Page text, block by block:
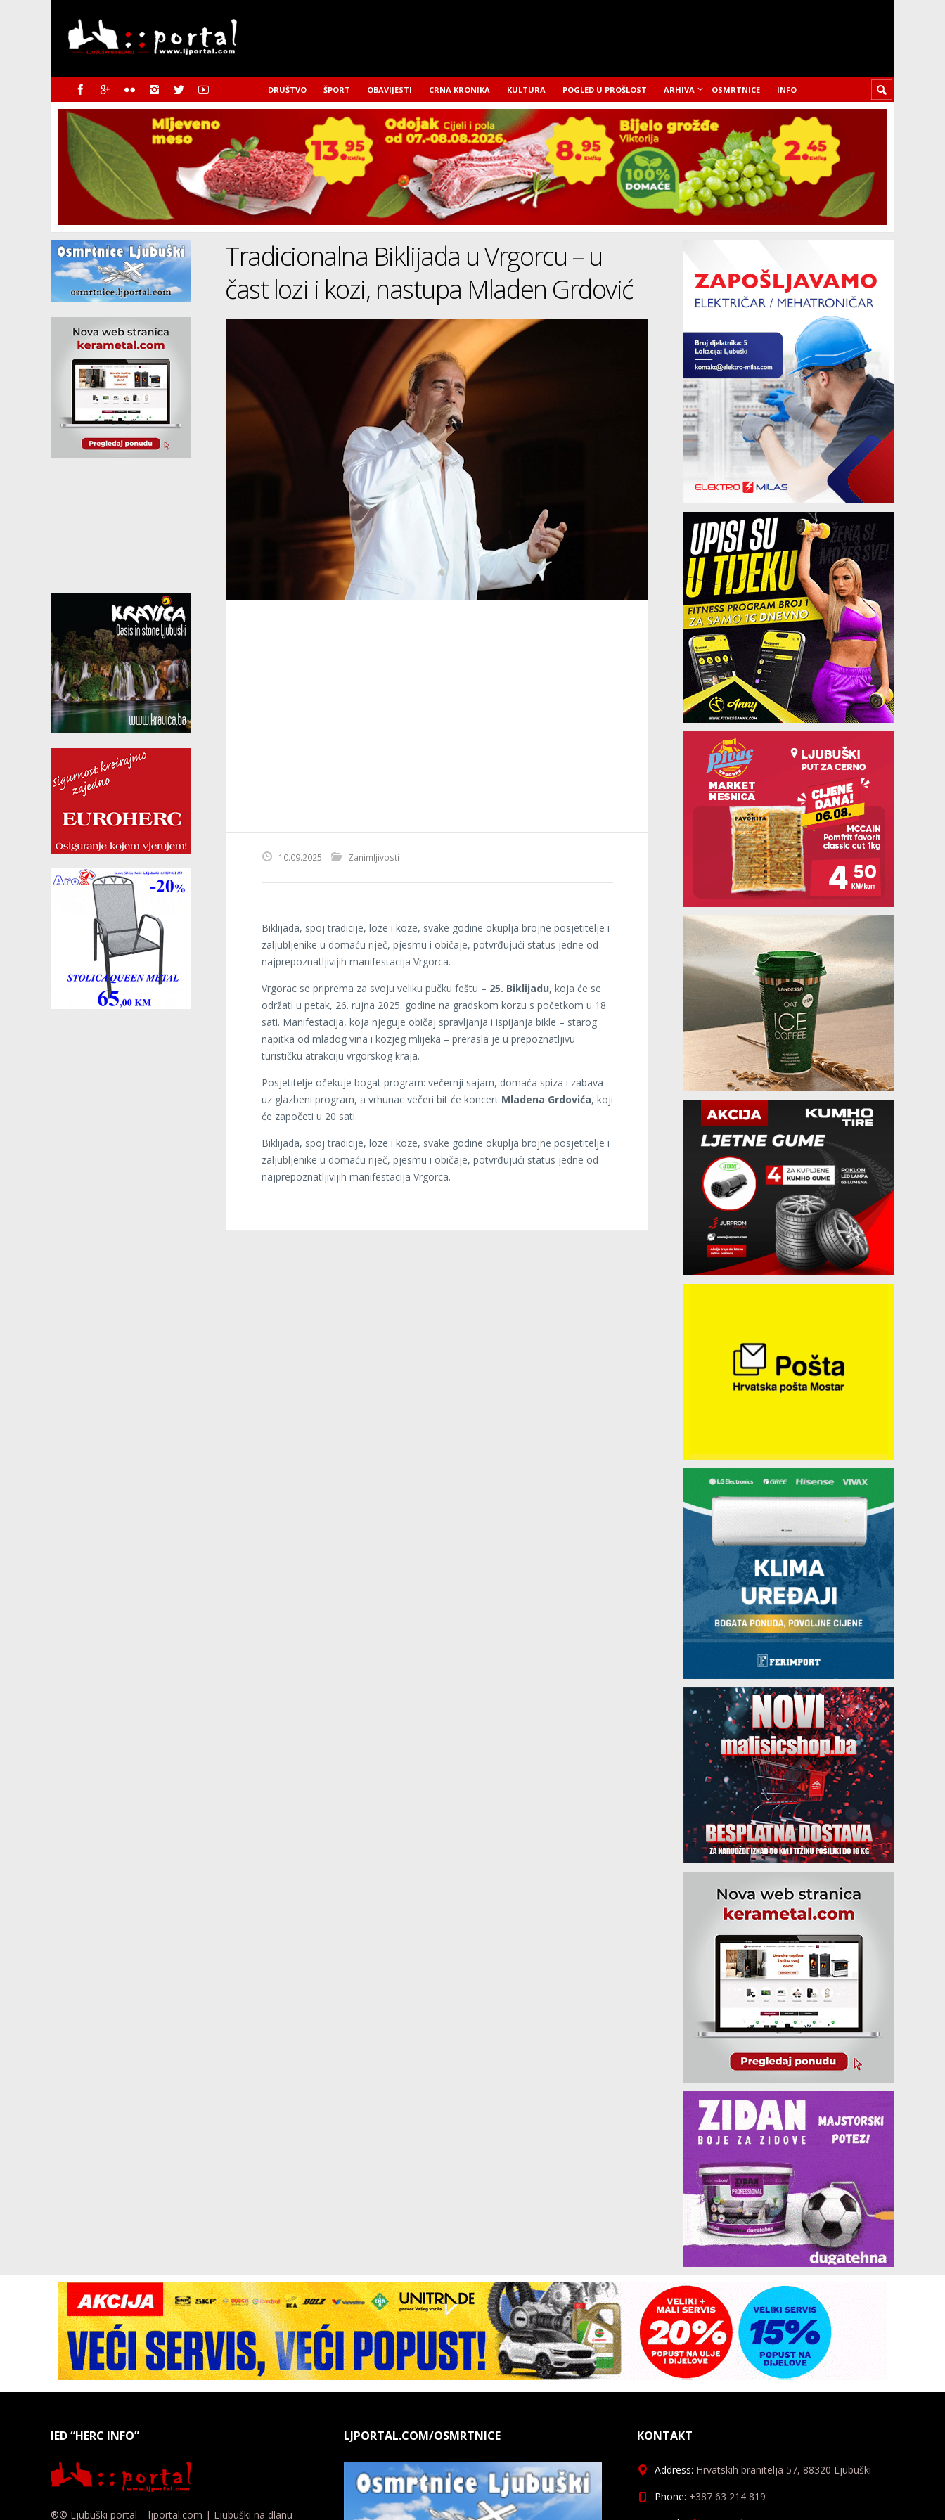
DRUŠTVO ŠPORT OBAVIJESTI CRNA KRONIKA KULTURA POGLED U PROŠLOST ARHIVA OSMRTNICE INFO
Tradicionalna Biklijada u Vrgorcu – u
čast lozi i kozi, nastupa Mladen Grdović
10.09.2025 Zanimljivosti
Biklijada, spoj tradicije, loze i koze, svake godine okuplja brojne posjetitelje i
zaljubljenike u domaću riječ, pjesmu i običaje, potvrđujući status jedne od
najprepoznatljivijih manifestacija Vrgorca.
Vrgorac se priprema za svoju veliku pučku feštu – 25. Biklijadu, koja će se
održati u petak, 26. rujna 2025. godine na gradskom korzu s početkom u 18
sati. Manifestacija, koja njeguje običaj spravljanja i ispijanja bikle – starog
napitka od mladog vina i kozjeg mlijeka – prerasla je u prepoznatljivu
turističku atrakciju vrgorskog kraja.
Posjetitelje očekuje bogat program: večernji sajam, domaća spiza i zabava
uz glazbeni program, a vrhunac večeri bit će koncert Mladena Grdovića, koji
će započeti u 20 sati.
Biklijada, spoj tradicije, loze i koze, svake godine okuplja brojne posjetitelje i
zaljubljenike u domaću riječ, pjesmu i običaje, potvrđujući status jedne od
najprepoznatljivijih manifestacija Vrgorca.
IED “HERC INFO”
®© Ljubuški portal – ljportal.com | Ljubuški na dlanu
LJPORTAL.COM/OSMRTNICE KONTAKT
Address: Hrvatskih branitelja 57, 88320 Ljubuški
Phone: +387 63 214 819